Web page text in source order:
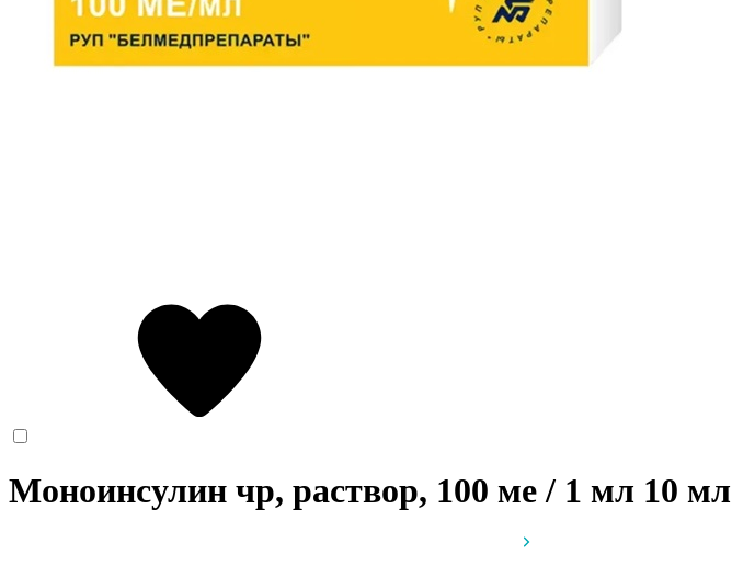
Моноинсулин чр, раствор, 100 ме / 1 мл 10 мл